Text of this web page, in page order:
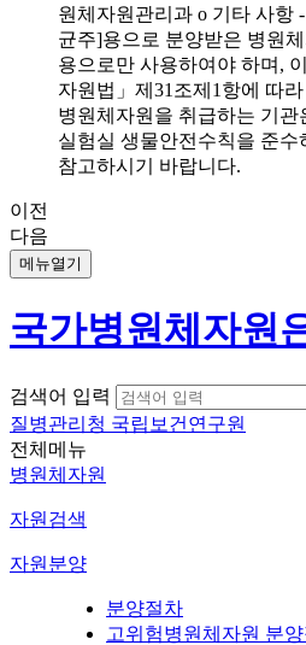
원체자원관리과 o 기타 사항
균주]용으로 분양받은 병원
용으로만 사용하여야 하며,
자원법」제31조제1항에 따
병원체자원을 취급하는 기
실험실 생물안전수칙을 준수
참고하시기 바랍니다.
이전
다음
메뉴열기
국가병원체자원
검색어 입력
질병관리청 국립보건연구원
전체메뉴
병원체자원
자원검색
자원분양
분양절차
고위험병원체자원 분